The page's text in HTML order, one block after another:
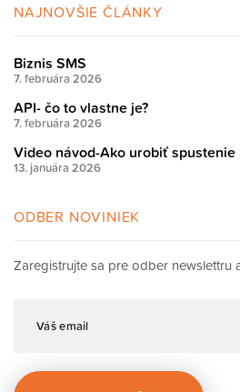
NAJNOVŠIE ČLÁNKY
Biznis SMS
7. februára 2026
API- čo to vlastne je?
7. februára 2026
Video návod-Ako urobiť
13. januára 2026
ODBER NOVINIEK
Zaregistrujte sa pre odber newslettru